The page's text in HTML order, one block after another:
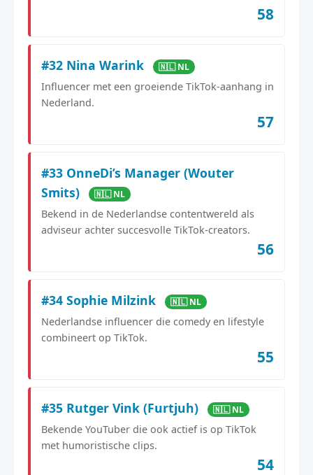
58
#32 Nina Warink 🇳🇱 NL
Influencer met een groeiende TikTok-aanhang in
Nederland.
57
#33 OnneDi’s Manager (Wouter
Smits)
🇳🇱 NL
Bekend in de Nederlandse contentwereld als
adviseur achter succesvolle TikTok-creators.
56
#34 Sophie Milzink 🇳🇱 NL
Nederlandse influencer die comedy en lifestyle
combineert op TikTok.
55
#35 Rutger Vink (Furtjuh) 🇳🇱 NL
Bekende YouTuber die ook actief is op TikTok
met humoristische clips.
54